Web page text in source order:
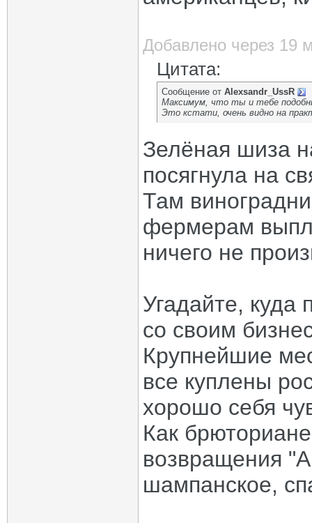
Добавлено через 19
Цитата:
Сообщение от Alexsandr_UssR
Максимум, что ты и тебе
Это кстати, очень видно на
Зелёная шиза
посягнула на
Там
фермерам
ничего не
Угадайте, куда
со своим
Крупнейшие
все куплены
хорошо себя
Как
возвращения
шампанское,